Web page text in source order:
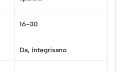
16-30
Da, integrisano